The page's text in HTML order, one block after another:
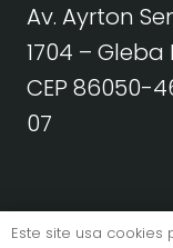
Av. Ayrton
1704 –
CEP 86050-
07
Política
Este site usa